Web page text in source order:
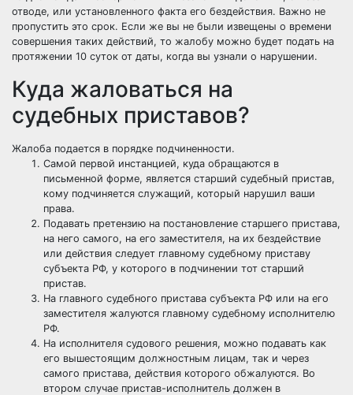
отводе, или установленного факта его бездействия. Важно не
пропустить это срок. Если же вы не были извещены о времени
совершения таких действий, то жалобу можно будет подать на
протяжении 10 суток от даты, когда вы узнали о нарушении.
Куда жаловаться на
судебных приставов?
Жалоба подается в порядке подчиненности.
Самой первой инстанцией, куда обращаются в
письменной форме, является старший судебный пристав,
кому подчиняется служащий, который нарушил ваши
права.
Подавать претензию на постановление старшего пристава,
на него самого, на его заместителя, на их бездействие
или действия следует главному судебному приставу
субъекта РФ, у которого в подчинении тот старший
пристав.
На главного судебного пристава субъекта РФ или на его
заместителя жалуются главному судебному исполнителю
РФ.
На исполнителя судового решения, можно подавать как
его вышестоящим должностным лицам, так и через
самого пристава, действия которого обжалуются. Во
втором случае пристав-исполнитель должен в